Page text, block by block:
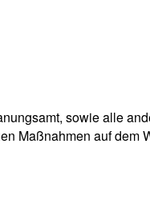
sowie alle
Maßnahmen auf dem